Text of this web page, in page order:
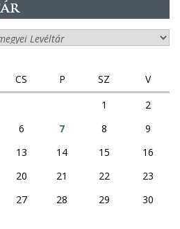
CS P SZ
V
1
2
6 7 8
9
13 14 15
16
20 21 22
23
27 28 29
30